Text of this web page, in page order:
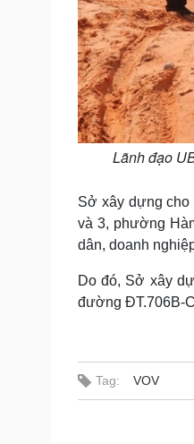
Lãnh đạo
Sở xây dựng
và 3, phường
dân, doanh
Do đó, Sở xây
đường ĐT.706B-
Tag: VOV